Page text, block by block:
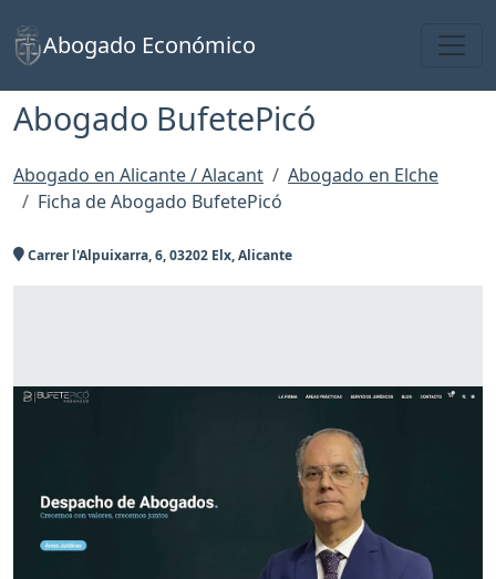
Abogado Económico
Abogado BufetePicó
Abogado en Alicante / Alacant
Abogado en Elche
Ficha de Abogado BufetePicó
Carrer l'Alpuixarra, 6, 03202 Elx, Alicante